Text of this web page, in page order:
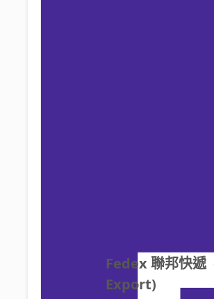
Fedex 聯邦快遞
Export)